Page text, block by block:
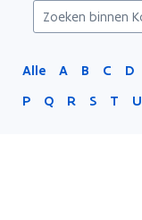
Alle A B C D
P
Q R S T U